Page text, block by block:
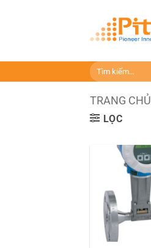
Tìm
kiếm:
TRANG CHỦ
LỌC